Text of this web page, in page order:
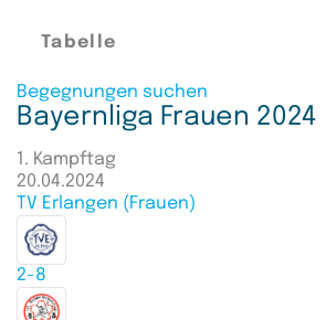
Tabelle
Begegnungen suchen
Bayernliga Frauen 2024
1. Kampftag
20.04.2024
TV Erlangen (Frauen)
2-8